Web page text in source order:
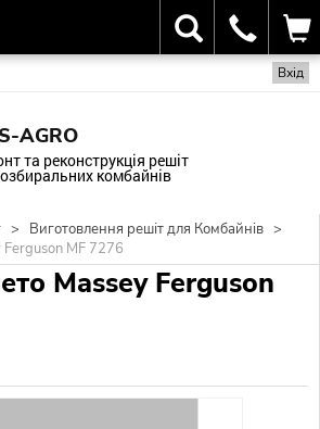
Вхід
AGRO
та реконструкція решіт
комбайнів
> Виготовлення решіт для Комбайнів >
MF 7276
Massey Ferguson